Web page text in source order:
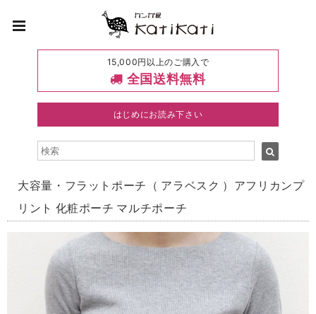
15,000円以上のご購入で
全国送料無料
はじめにお読み下さい
大容量・フラットポーチ（ アラベスク ）アフリカンプ
リント 化粧ポーチ マルチポーチ